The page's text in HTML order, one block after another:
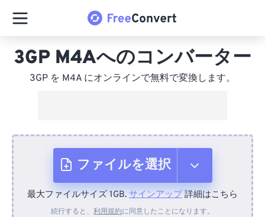
3GP M4Aへのコンバーター
3GP を M4A にオンラインで無料で変換します。
ファイルを選択
デバイスから
最大ファイルサイズ 1GB. サインアップ詳細はこちら
続行すると、 利用規約に同意したことになります。